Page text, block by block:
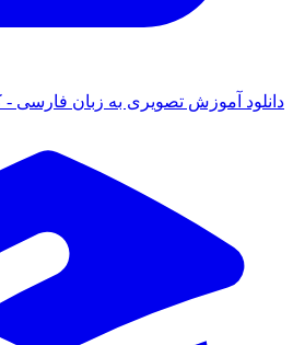
دانلود آموزش تصویری به زبان فارسی -